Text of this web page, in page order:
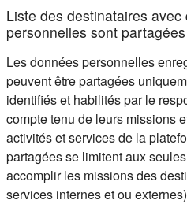
Liste des destinataires avec
personnelles sont partagées
Les données personnelles
peuvent être partagées
identifiés et habilités par le
compte tenu de leurs missions
activités et services de la
partagées se limitent aux
accomplir les missions des
services internes et ou